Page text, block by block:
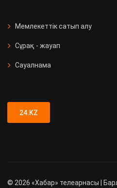
Мемлекеттік сатып алу
Сұрақ - жауап
Сауалнама
24.KZ
© 2026 «Хабар» телеарнасы |